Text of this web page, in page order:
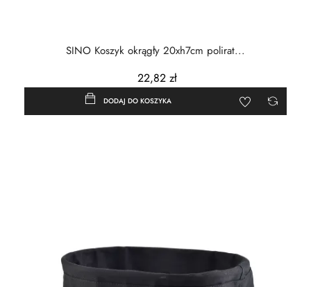
SINO Koszyk okrągły 20xh7cm polirat...
22,82 zł
DODAJ DO KOSZYKA